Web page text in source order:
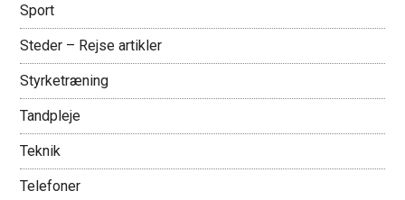
Sport
Steder – Rejse artikler
Styrketræning
Tandpleje
Teknik
Telefoner